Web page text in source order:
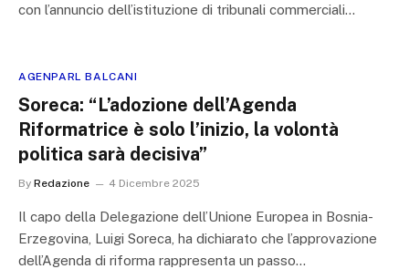
con l’annuncio dell’istituzione di tribunali commerciali…
AGENPARL BALCANI
Soreca: “L’adozione dell’Agenda
Riformatrice è solo l’inizio, la volontà
politica sarà decisiva”
By Redazione 4 Dicembre 2025
Il capo della Delegazione dell’Unione Europea in Bosnia-
Erzegovina, Luigi Soreca, ha dichiarato che l’approvazione
dell’Agenda di riforma rappresenta un passo…